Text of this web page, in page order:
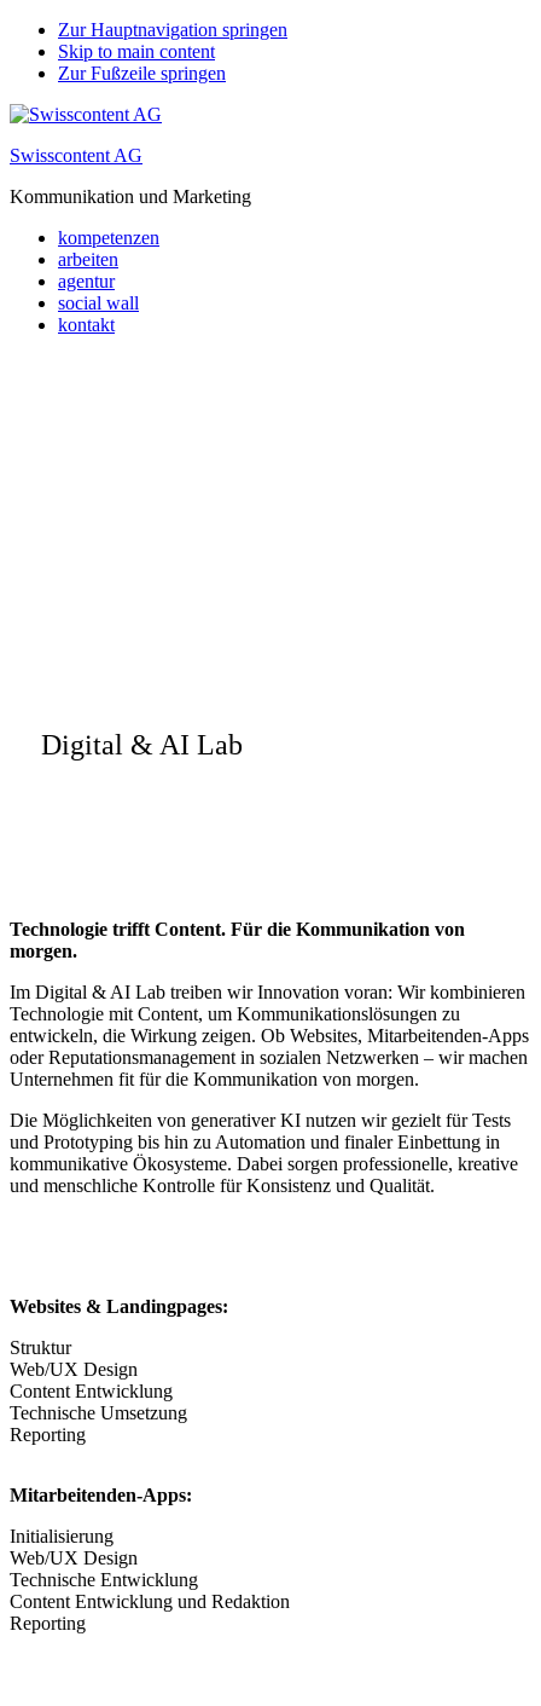
Zur Hauptnavigation springen
Skip to main content
Zur Fußzeile springen
Swisscontent AG
Kommunikation und Marketing
kompetenzen
arbeiten
agentur
social wall
kontakt
Digital & AI Lab
Technologie trifft Content. Für die Kommunikation von
morgen.
Im Digital & AI Lab treiben wir Innovation voran: Wir kombinieren
Technologie mit Content, um Kommunikationslösungen zu
entwickeln, die Wirkung zeigen. Ob Websites, Mitarbeitenden-Apps
oder Reputationsmanagement in sozialen Netzwerken – wir machen
Unternehmen fit für die Kommunikation von morgen.
Die Möglichkeiten von generativer KI nutzen wir gezielt für Tests
und Prototyping bis hin zu Automation und finaler Einbettung in
kommunikative Ökosysteme. Dabei sorgen professionelle, kreative
und menschliche Kontrolle für Konsistenz und Qualität.
Websites & Landingpages:
Struktur
Web/UX Design
Content Entwicklung
Technische Umsetzung
Reporting
Mitarbeitenden-Apps:
Initialisierung
Web/UX Design
Technische Entwicklung
Content Entwicklung und Redaktion
Reporting